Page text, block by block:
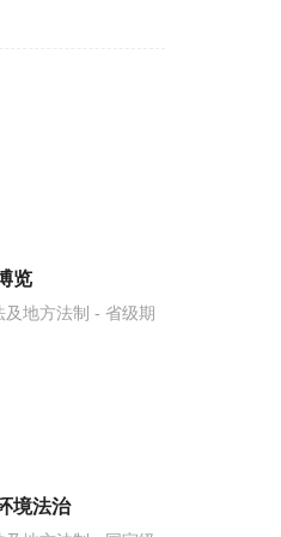
多少？
取？
刊物？
？
刊吗？
览
及地方法制 - 省级期
境法治